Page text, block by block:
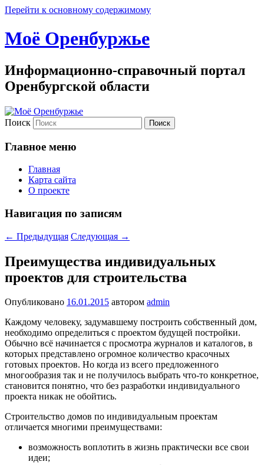
Перейти к основному содержимому
Моё Оренбуржье
Информационно-справочный портал
Оренбургской области
Поиск
Главное меню
Главная
Карта сайта
О проекте
Навигация по записям
← Предыдущая Следующая →
Преимущества индивидуальных
проектов для строительства
Опубликовано 16.01.2015 автором admin
Каждому человеку, задумавшему построить собственный дом,
необходимо определиться с проектом будущей постройки.
Обычно всё начинается с просмотра журналов и каталогов, в
которых представлено огромное количество красочных
готовых проектов. Но когда из всего предложенного
многообразия так и не получилось выбрать что-то конкретное,
становится понятно, что без разработки индивидуального
проекта никак не обойтись.
Строительство домов по индивидуальным проектам
отличается многими преимуществами:
возможность воплотить в жизнь практически все свои
идеи;